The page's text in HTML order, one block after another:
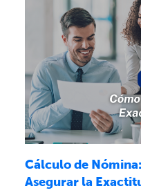
Cálculo de
Asegurar la